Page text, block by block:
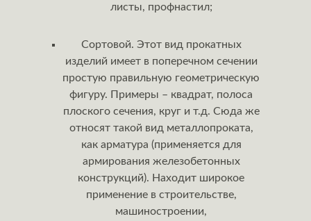
листы, профнастил;
Сортовой. Этот вид прокатных
изделий имеет в поперечном сечении
простую правильную геометрическую
фигуру. Примеры – квадрат, полоса
плоского сечения, круг и т.д. Сюда же
относят такой вид металлопроката,
как арматура (применяется для
армирования железобетонных
конструкций). Находит широкое
применение в строительстве,
машиностроении,